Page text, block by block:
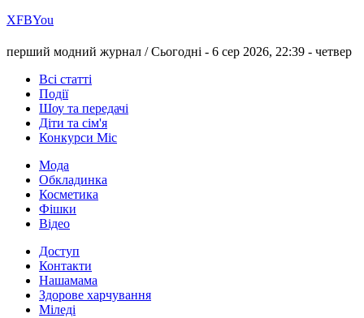
ХFBYou
перший модний журнал /Сьогодні - 6 сер 2026, 22:39 - четвер
Всі статті
Події
Шоу та передачі
Діти та сім'я
Конкурси Міс
Мода
Обкладинка
Косметика
Фішки
Відео
Доступ
Контакти
Нашамама
Здорове харчування
Міледі